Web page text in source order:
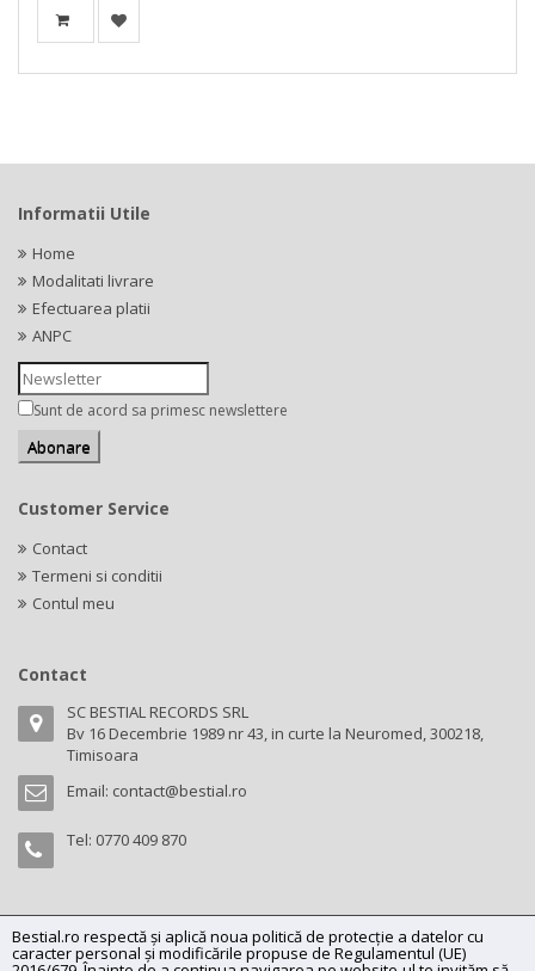
Bestial.ro respectă și aplică noua politică de protecție a datelor cu
caracter personal și modificările propuse de Regulamentul (UE)
Informatii Utile
Home
Modalitati livrare
Efectuarea platii
ANPC
Sunt de acord sa primesc newslettere
Customer Service
Contact
Termeni si conditii
Contul meu
Contact
SC BESTIAL RECORDS SRL
Bv 16 Decembrie 1989 nr 43, in curte la Neuromed, 300218,
Timisoara
Email: contact@bestial.ro
Tel: 0770 409 870
Copyright (C) 2026bestial.ro -All rights reserved.
SC BESTIAL RECORDS SRL, Nr. R.C.: J35/345/2005, C.U.I.: RO17197870,